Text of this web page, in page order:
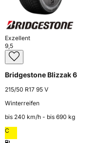
Exzellent
9,5
Bridgestone Blizzak 6
215/50 R17 95 V
Winterreifen
bis 240 km⁠/⁠h - bis 690 kg
C